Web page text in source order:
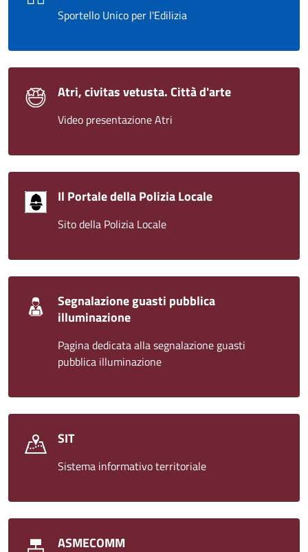
Sportello Unico per l'Edilizia
Atri, civitas vetusta. Città d'arte
Video presentazione Atri
Il Portale della Polizia Locale
Sito della Polizia Locale
Segnalazione guasti pubblica
illuminazione
Pagina dedicata alla segnalazione guasti
pubblica illuminazione
SIT
Sistema informativo territoriale
ASMECOMM